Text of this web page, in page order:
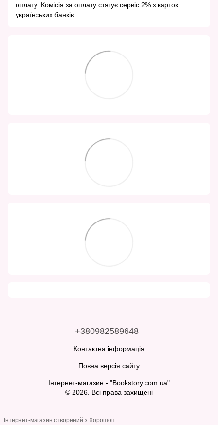
оплату. Комісія за оплату стягує сервіс 2% з карток
українських банків
+380982589648
Контактна інформація
Повна версія сайту
Інтернет-магазин - "Bookstory.com.ua"
© 2026. Всі права захищені
Інтернет-магазин створений з Хорошоп